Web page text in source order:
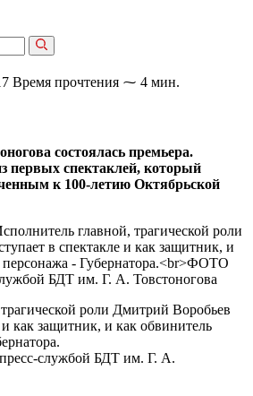
Время прочтения ⁓ 4 мин.
состоялась премьера.
первых спектаклей, который
к 100-летию Октябрьской
роли Дмитрий Воробьев
как защитник, и как обвинитель
службой БДТ им. Г. А.